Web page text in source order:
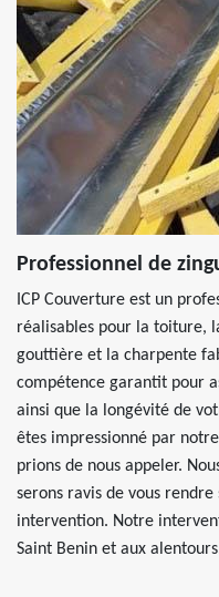
Professionnel de
ICP Couverture est un
réalisables pour la toiture,
gouttière et la charpente
compétence garantit pour
ainsi que la longévité de
êtes impressionné par
prions de nous appeler.
serons ravis de vous
intervention. Notre
Saint Benin et aux